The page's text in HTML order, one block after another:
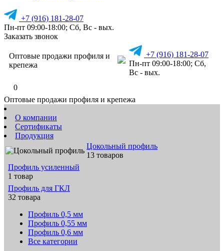
+7 (916) 181-28-07
Пн-пт 09:00-18:00; Сб, Вс - вых.
Заказать звонок
Оптовые продажи профиля и
крепежа
+7 (916) 181-28-07
Пн-пт 09:00-18:00; Сб,
Вс - вых.
0
Оптовые продажи профиля и крепежа
О компании
Сертификаты
Продукция
Цокольный профиль
13 товаров
Профиль усиленный
1 товар
Профиль для ГКЛ
32 товара
Профиль 0,5 мм
Профиль 0,55 мм
Профиль 0,6 мм
Все категории